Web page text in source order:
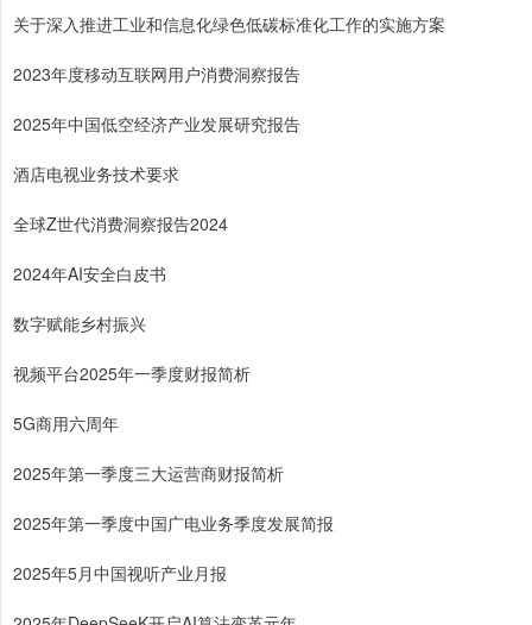
关于深入推进工业和信息化绿色低碳标准化工作的实施方案
2023年度移动互联网用户消费洞察报告
2025年中国低空经济产业发展研究报告
酒店电视业务技术要求
全球Z世代消费洞察报告2024
2024年AI安全白皮书
数字赋能乡村振兴
视频平台2025年一季度财报简析
5G商用六周年
2025年第一季度三大运营商财报简析
2025年第一季度中国广电业务季度发展简报
2025年5月中国视听产业月报